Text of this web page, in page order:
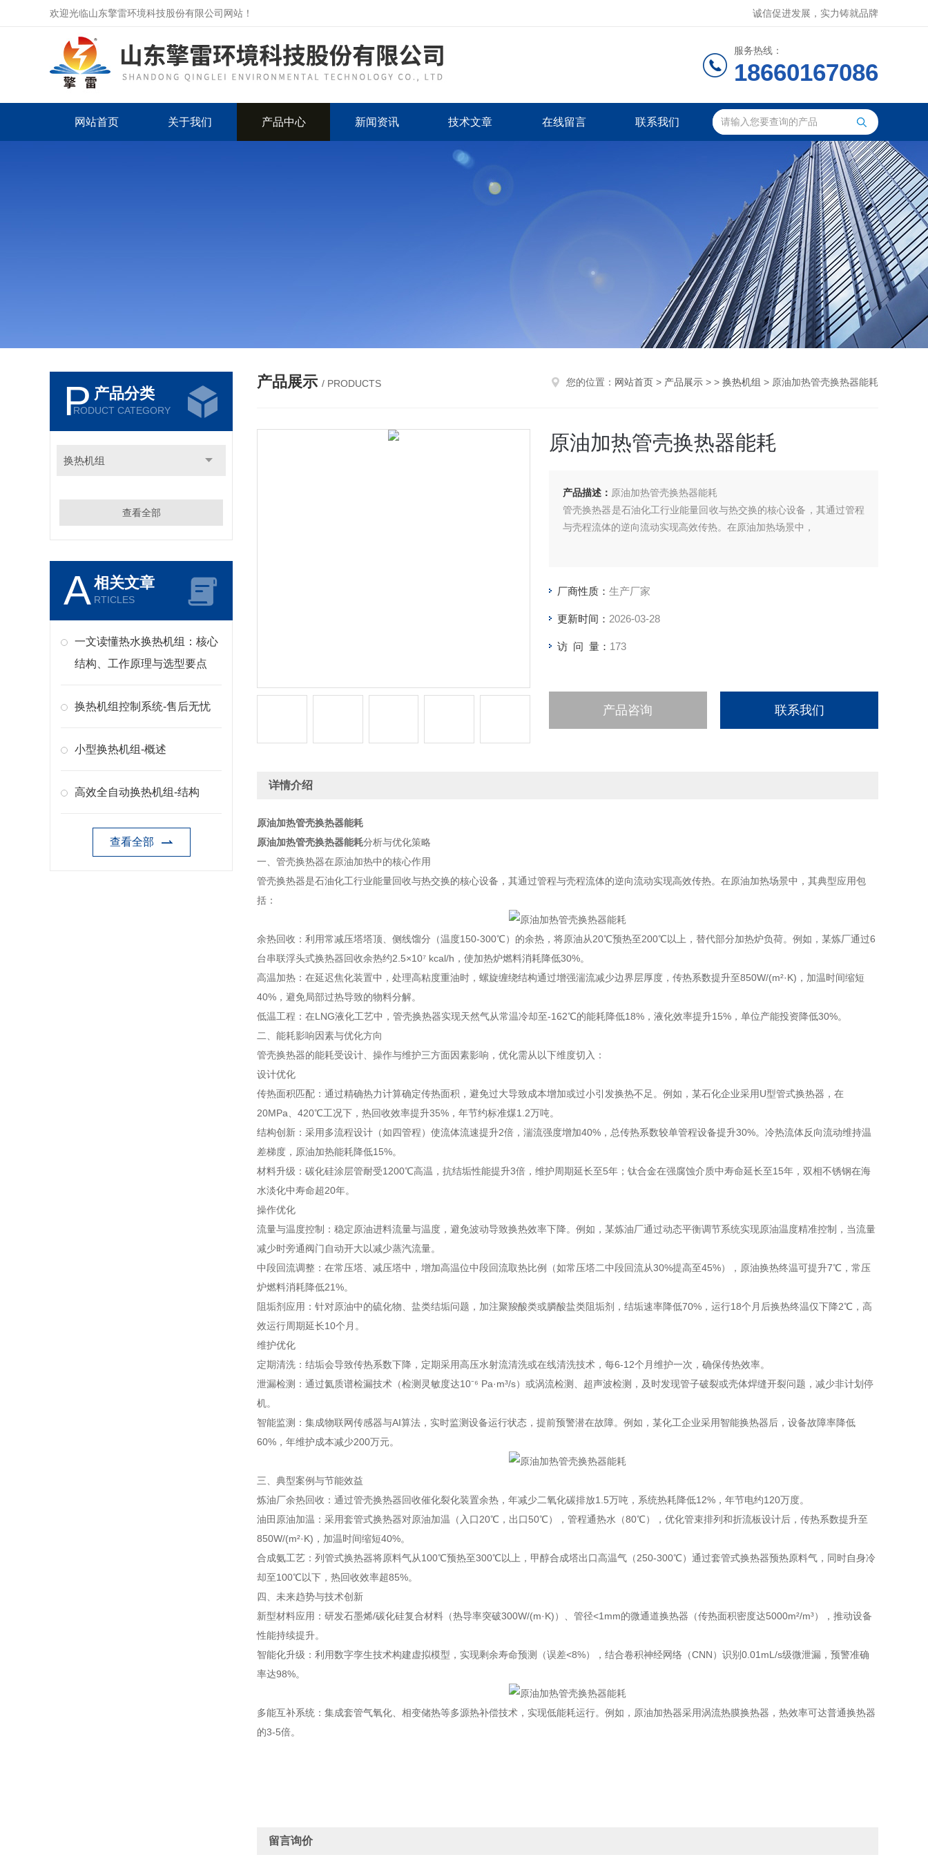
欢迎光临山东擎雷环境科技股份有限公司网站！ 诚信促进发展，实力铸就品牌
服务热线：
18660167086
网站首页 关于我们 产品中心 新闻资讯 技术文章 在线留言 联系我们
P 产品分类
RODUCT CATEGORY
换热机组
查看全部
A相关文章
RTICLES
一文读懂热水换热机组：核心
结构、工作原理与选型要点
换热机组控制系统-售后无忧
小型换热机组-概述
高效全自动换热机组-结构
查看全部
产品展示 / PRODUCTS 您的位置： 网站首页 > 产品展示 > > 换热机组 > 原油加热管壳换热器能耗
原油加热管壳换热器能耗
产品描述： 原油加热管壳换热器能耗
管壳换热器是石油化工行业能量回收与热交换的核心设备，其通过管程
与壳程流体的逆向流动实现高效传热。在原油加热场景中，
厂商性质： 生产厂家
更新时间： 2026-03-28
访 问 量： 173
产品咨询 联系我们
详情介绍
原油加热管壳换热器能耗
原油加热管壳换热器能耗分析与优化策略
一、管壳换热器在原油加热中的核心作用
管壳换热器是石油化工行业能量回收与热交换的核心设备，其通过管程与壳程流体的逆向流动实现高效传热。在原油加热场景中，其典型应用包
括：
余热回收：利用常减压塔塔顶、侧线馏分（温度150-300℃）的余热，将原油从20℃预热至200℃以上，替代部分加热炉负荷。例如，某炼厂通过6
台串联浮头式换热器回收余热约2.5×10⁷ kcal/h，使加热炉燃料消耗降低30%。
高温加热：在延迟焦化装置中，处理高粘度重油时，螺旋缠绕结构通过增强湍流减少边界层厚度，传热系数提升至850W/(m²·K)，加温时间缩短
40%，避免局部过热导致的物料分解。
低温工程：在LNG液化工艺中，管壳换热器实现天然气从常温冷却至-162℃的能耗降低18%，液化效率提升15%，单位产能投资降低30%。
二、能耗影响因素与优化方向
管壳换热器的能耗受设计、操作与维护三方面因素影响，优化需从以下维度切入：
设计优化
传热面积匹配：通过精确热力计算确定传热面积，避免过大导致成本增加或过小引发换热不足。例如，某石化企业采用U型管式换热器，在
20MPa、420℃工况下，热回收效率提升35%，年节约标准煤1.2万吨。
结构创新：采用多流程设计（如四管程）使流体流速提升2倍，湍流强度增加40%，总传热系数较单管程设备提升30%。冷热流体反向流动维持温
差梯度，原油加热能耗降低15%。
材料升级：碳化硅涂层管耐受1200℃高温，抗结垢性能提升3倍，维护周期延长至5年；钛合金在强腐蚀介质中寿命延长至15年，双相不锈钢在海
水淡化中寿命超20年。
操作优化
流量与温度控制：稳定原油进料流量与温度，避免波动导致换热效率下降。例如，某炼油厂通过动态平衡调节系统实现原油温度精准控制，当流量
减少时旁通阀门自动开大以减少蒸汽流量。
中段回流调整：在常压塔、减压塔中，增加高温位中段回流取热比例（如常压塔二中段回流从30%提高至45%），原油换热终温可提升7℃，常压
炉燃料消耗降低21%。
阻垢剂应用：针对原油中的硫化物、盐类结垢问题，加注聚羧酸类或膦酸盐类阻垢剂，结垢速率降低70%，运行18个月后换热终温仅下降2℃，高
效运行周期延长10个月。
维护优化
定期清洗：结垢会导致传热系数下降，定期采用高压水射流清洗或在线清洗技术，每6-12个月维护一次，确保传热效率。
泄漏检测：通过氦质谱检漏技术（检测灵敏度达10⁻⁶ Pa·m³/s）或涡流检测、超声波检测，及时发现管子破裂或壳体焊缝开裂问题，减少非计划停
机。
智能监测：集成物联网传感器与AI算法，实时监测设备运行状态，提前预警潜在故障。例如，某化工企业采用智能换热器后，设备故障率降低
60%，年维护成本减少200万元。
三、典型案例与节能效益
炼油厂余热回收：通过管壳换热器回收催化裂化装置余热，年减少二氧化碳排放1.5万吨，系统热耗降低12%，年节电约120万度。
油田原油加温：采用套管式换热器对原油加温（入口20℃，出口50℃），管程通热水（80℃），优化管束排列和折流板设计后，传热系数提升至
850W/(m²·K)，加温时间缩短40%。
合成氨工艺：列管式换热器将原料气从100℃预热至300℃以上，甲醇合成塔出口高温气（250-300℃）通过套管式换热器预热原料气，同时自身冷
却至100℃以下，热回收效率超85%。
四、未来趋势与技术创新
新型材料应用：研发石墨烯/碳化硅复合材料（热导率突破300W/(m·K)）、管径<1mm的微通道换热器（传热面积密度达5000m²/m³），推动设备
性能持续提升。
智能化升级：利用数字孪生技术构建虚拟模型，实现剩余寿命预测（误差<8%），结合卷积神经网络（CNN）识别0.01mL/s级微泄漏，预警准确
率达98%。
多能互补系统：集成套管气氧化、相变储热等多源热补偿技术，实现低能耗运行。例如，原油加热器采用涡流热膜换热器，热效率可达普通换热器
的3-5倍。
留言询价